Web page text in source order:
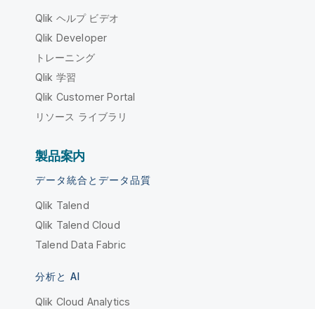
Qlik ヘルプ ビデオ
Qlik Developer
トレーニング
Qlik 学習
Qlik Customer Portal
リソース ライブラリ
製品案内
データ統合とデータ品質
Qlik Talend
Qlik Talend Cloud
Talend Data Fabric
分析と AI
Qlik Cloud Analytics